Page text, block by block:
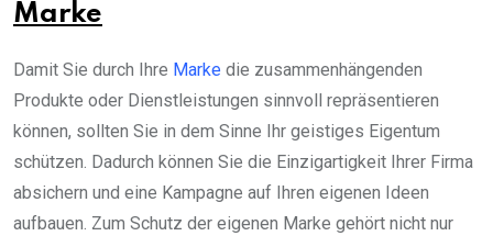
Marke
Damit Sie durch Ihre Marke die zusammenhängenden
Produkte oder Dienstleistungen sinnvoll repräsentieren
können, sollten Sie in dem Sinne Ihr geistiges Eigentum
schützen. Dadurch können Sie die Einzigartigkeit Ihrer Firma
absichern und eine Kampagne auf Ihren eigenen Ideen
aufbauen. Zum Schutz der eigenen Marke gehört nicht nur